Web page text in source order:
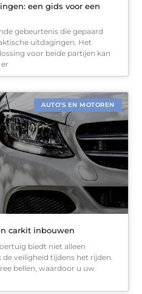
een gids voor een
gebeurtenis die gepaard
uitdagingen. Het
voor beide partijen kan
AUTO’S EN MOTOREN
carkit inbouwen
biedt niet alleen
veiligheid tijdens het rijden.
bellen, waardoor u uw